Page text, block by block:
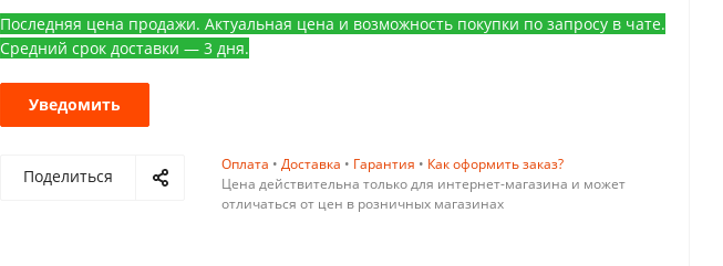
Последняя цена продажи. Актуальная цена и возможность покупки по запросу в чате.
Средний срок доставки — 3 дня.
Уведомить
Поделиться
Оплата • Доставка • Гарантия • Как оформить заказ?
Цена действительна только для интернет-магазина и может
отличаться от цен в розничных магазинах